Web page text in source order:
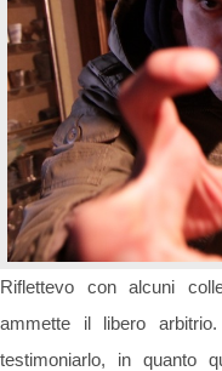
Riflettevo con alcuni
ammette il libero
testimoniarlo, in quanto